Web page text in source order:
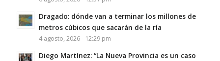
Dragado: dónde van a terminar los millones de
metros cúbicos que sacarán de la ría
4 agosto, 2026 - 12:29 pm
Diego Martínez: “La Nueva Provincia es un caso